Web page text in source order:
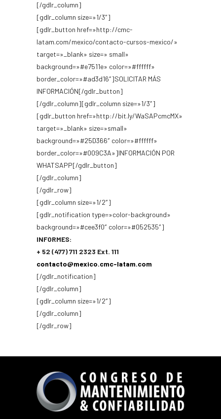
[/gdlr_column]
[gdlr_column size=»1/3″]
[gdlr_button href=»http://cmc-
latam.com/mexico/contacto-cursos-mexico/»
target=»_blank» size=» small»
background=»#e7511e» color=»#ffffff»
border_color=»#ad3d16″]SOLICITAR MÁS
INFORMACIÓN[/gdlr_button]
[/gdlr_column][gdlr_column size=»1/3″]
[gdlr_button href=»http://bit.ly/WaSAPcmcMX»
target=»_blank» size=»small»
background=»#25D366″ color=»#ffffff»
border_color=»#009C3A»]INFORMACIÓN POR
WHATSAPP[/gdlr_button]
[/gdlr_column]
[/gdlr_row]
[gdlr_column size=»1/2″]
[gdlr_notification type=»color-background»
background=»#cee3f0″ color=»#052535″]
INFORMES:
+ 52 (477) 711 2323 Ext. 111
contacto@mexico.cmc-latam.com
[/gdlr_notification]
[/gdlr_column]
[gdlr_column size=»1/2″]
[/gdlr_column]
[/gdlr_row]